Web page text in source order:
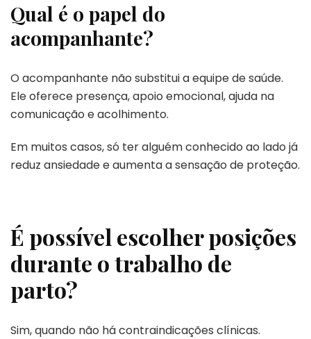
Qual é o papel do
acompanhante?
O acompanhante não substitui a equipe de saúde.
Ele oferece presença, apoio emocional, ajuda na
comunicação e acolhimento.
Em muitos casos, só ter alguém conhecido ao lado já
reduz ansiedade e aumenta a sensação de proteção.
É possível escolher posições
durante o trabalho de
parto?
Sim, quando não há contraindicações clínicas.